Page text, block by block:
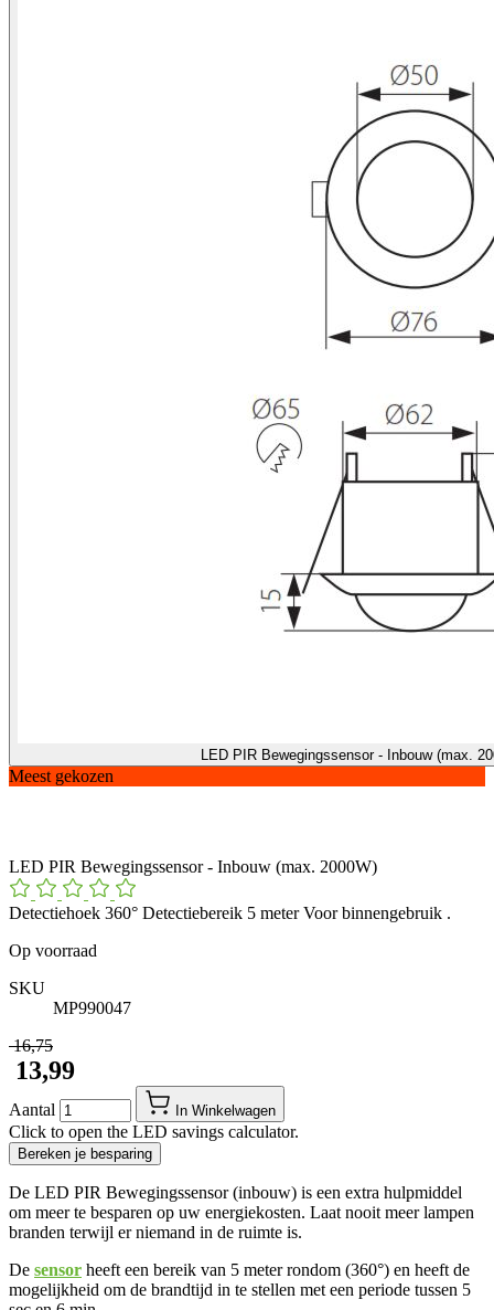
LED PIR Bewegingssensor - Inbouw (max.
Meest gekozen
LED PIR Bewegingssensor - Inbouw (max. 2000W)
Detectiehoek 360° Detectiebereik 5 meter Voor binnengebruik .
Op voorraad
SKU
MP990047
​ 16,75
​ 13,99
Aantal In Winkelwagen
Click to open the LED savings calculator.
Bereken je besparing
De LED PIR Bewegingssensor (inbouw) is een extra hulpmiddel
om meer te besparen op uw energiekosten. Laat nooit meer lampen
branden terwijl er niemand in de ruimte is.
De sensor heeft een bereik van 5 meter rondom (360°) en heeft de
mogelijkheid om de brandtijd in te stellen met een periode tussen 5